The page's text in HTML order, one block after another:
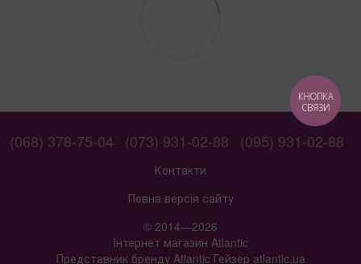
(068) 378-75-04 (073) 931-02-88 (095) 931-02-88
Контакти
Повна версія сайту
© 2014—2026
Інтернет магазин Atlantic
Представник бренду Atlantic Гейзер atlantic.ua
КНОПКА
СВЯЗИ